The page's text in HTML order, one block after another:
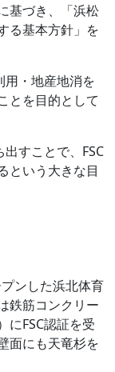
基づき、「浜松
る基本方針」を
用・地産地消を
とを目的として
すことで、FSC
という大きな目
ンした浜北体育
鉄筋コンクリー
にFSC認証を受
面にも天竜杉を